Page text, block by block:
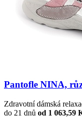
Pantofle NINA,
Zdravotní dámská
do 21 dnů od 1 063,59